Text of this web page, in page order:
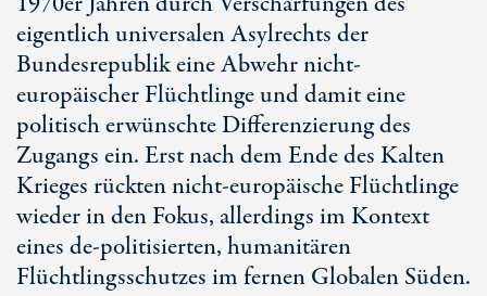
eigentlich universalen Asylrechts der
Bundesrepublik eine Abwehr nicht-
europäischer Flüchtlinge und damit eine
politisch erwünschte Differenzierung des
Zugangs ein. Erst nach dem Ende des Kalten
Krieges rückten nicht-europäische Flüchtlinge
wieder in den Fokus, allerdings im Kontext
eines de-politisierten, humanitären
Flüchtlingsschutzes im fernen Globalen Süden.